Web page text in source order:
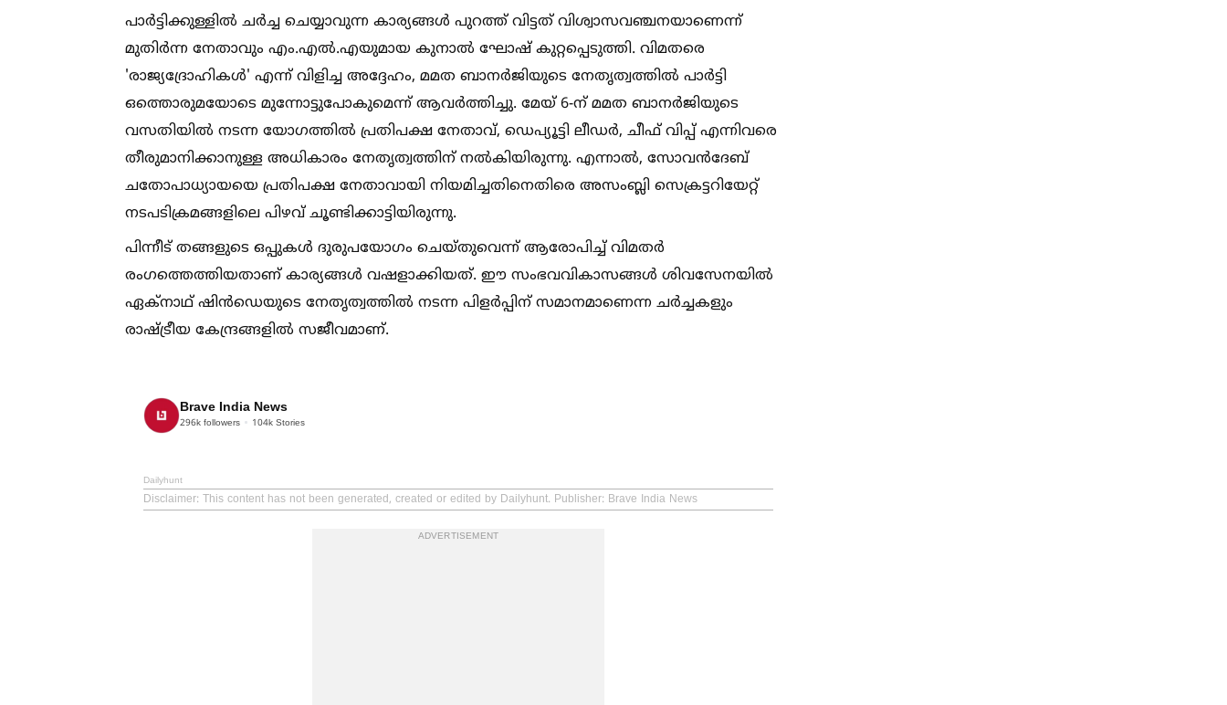
പാർട്ടിക്കുള്ളില്‍ ചർച്ച ചെയ്യാവുന്ന കാര്യങ്ങള്‍ പുറത്ത് വിട്ടത് വിശ്വാസവഞ്ചനയാണെന്ന്
മുതിർന്ന നേതാവും എം.എല്‍.എയുമായ കുനാല്‍ ഘോഷ് കുറ്റപ്പെടുത്തി. വിമതരെ
'രാജ്യദ്രോഹികള്‍' എന്ന് വിളിച്ച അദ്ദേഹം, മമത ബാനർജിയുടെ നേതൃത്വത്തില്‍ പാർട്ടി
ഒത്തൊരുമയോടെ മുന്നോട്ടുപോകുമെന്ന് ആവർത്തിച്ചു. മേയ് 6-ന് മമത ബാനർജിയുടെ
വസതിയില്‍ നടന്ന യോഗത്തില്‍ പ്രതിപക്ഷ നേതാവ്, ഡെപ്യൂട്ടി ലീഡർ, ചീഫ് വിപ്പ് എന്നിവരെ
തീരുമാനിക്കാനുള്ള അധികാരം നേതൃത്വത്തിന് നല്‍കിയിരുന്നു. എന്നാല്‍, സോവൻദേബ്
ചതോപാധ്യായയെ പ്രതിപക്ഷ നേതാവായി നിയമിച്ചതിനെതിരെ അസംബ്ലി സെക്രട്ടറിയേറ്റ്
നടപടിക്രമങ്ങളിലെ പിഴവ് ചൂണ്ടിക്കാട്ടിയിരുന്നു.
പിന്നീട് തങ്ങളുടെ ഒപ്പുകള്‍ ദുരുപയോഗം ചെയ്തുവെന്ന് ആരോപിച്ച്‌ വിമതർ
രംഗത്തെത്തിയതാണ് കാര്യങ്ങള്‍ വഷളാക്കിയത്. ഈ സംഭവവികാസങ്ങള്‍ ശിവസേനയില്‍
ഏക്‌നാഥ് ഷിൻഡെയുടെ നേതൃത്വത്തില്‍ നടന്ന പിളർപ്പിന് സമാനമാണെന്ന ചർച്ചകളും
രാഷ്ട്രീയ കേന്ദ്രങ്ങളില്‍ സജീവമാണ്.
Brave India News
296k followers 104k Stories
Dailyhunt
Disclaimer: This content has not been generated, created or edited by Dailyhunt. Publisher: Brave India News
ADVERTISEMENT